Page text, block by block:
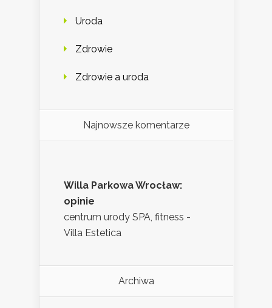
Uroda
Zdrowie
Zdrowie a uroda
Najnowsze komentarze
Willa Parkowa Wrocław:
opinie
centrum urody SPA, fitness -
Villa Estetica
Archiwa